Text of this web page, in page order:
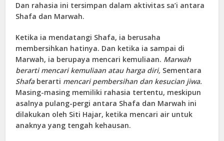
Dan rahasia ini tersimpan dalam aktivitas sa’i antara
Shafa dan Marwah.
Ketika ia mendatangi Shafa, ia berusaha
membersihkan hatinya. Dan ketika ia sampai di
Marwah, ia berupaya mencari kemuliaan. Marwah
berarti mencari kemuliaan atau harga diri, Sementara
Shafa berarti mencari pembersihan dan kesucian jiwa.
Masing-masing memiliki rahasia tertentu, meskipun
asalnya pulang-pergi antara Shafa dan Marwah ini
dilakukan oleh Siti Hajar, ketika mencari air untuk
anaknya yang tengah kehausan.